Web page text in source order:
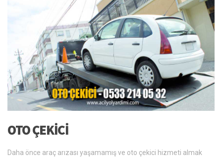
OTO ÇEKICI
Daha önce araç arızası yaşamamış ve oto çekici hizmeti almak